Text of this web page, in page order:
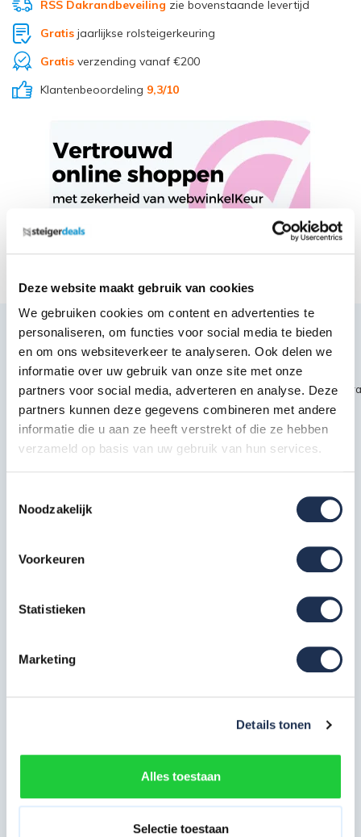
Deze website maakt gebruik van cookies
We gebruiken cookies om content en advertenties te
personaliseren, om functies voor social media te bieden
en om ons websiteverkeer te analyseren. Ook delen we
informatie over uw gebruik van onze site met onze
partners voor social media, adverteren en analyse. Deze
partners kunnen deze gegevens combineren met andere
informatie die u aan ze heeft verstrekt of die ze hebben
verzameld op basis van uw gebruik van hun services.
Noodzakelijk
Voorkeuren
Statistieken
Marketing
Details tonen
Alles toestaan
Selectie toestaan
RSS Dakrandbeveiling zie bovenstaande levertijd
Gratisjaarlijkse rolsteigerkeuring
Gratisverzending vanaf €200
Klantenbeoordeling 9,3/10
Productbeschrijving
~~https://cdn.webshopapp.com/shops/189476/files/451435720/
safety1.jpg
EAN
Meest behulpzame reviews
veiligheidsnormen
Eerder bekeken door jou
Onze klantenservice is vanaf weer geopend
Bereikbaar op 085 - 06 56 19 2